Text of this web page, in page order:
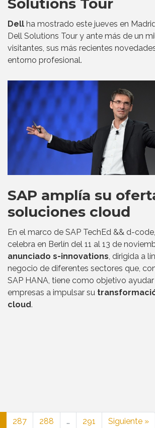
Solutions Tour
Dellha mostrado este jueves en
Dell Solutions Tour y ante más de un
visitantes, sus más recientes
entorno profesional.
SAP amplía su
soluciones cloud
En el marco de SAP TechEd && d-
celebra en Berlín del 11 al 13 de
anunciado s-innovations, dirigida a
negocio de diferentes sectores que,
SAP HANA, tiene como objetivo ayudar
empresas a impulsar su
cloud.
287 288 … 291 Siguiente »